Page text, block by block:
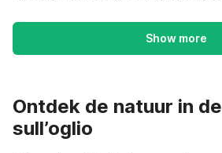
Show more
Ontdek de natuur in
sull’oglio